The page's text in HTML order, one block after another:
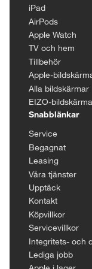
iPad
AirPods
Apple Watch
TV och hem
Tillbehör
Apple-
Alla bildskärmar
EIZO-
Snabblänkar
Service
Begagnat
Leasing
Våra tjänster
Upptäck
Kontakt
Köpvillkor
Servicevillkor
Integritets- och
Lediga jobb